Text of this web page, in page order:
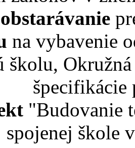
na vybavenie
školu,
špecifikácie
"Budovanie
spojenej